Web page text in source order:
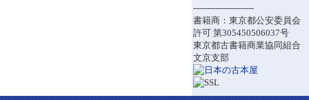
----------------------
書籍商：東京都公安委員会
許可 第305450506037号
東京都古書籍商業協同組合
文京支部